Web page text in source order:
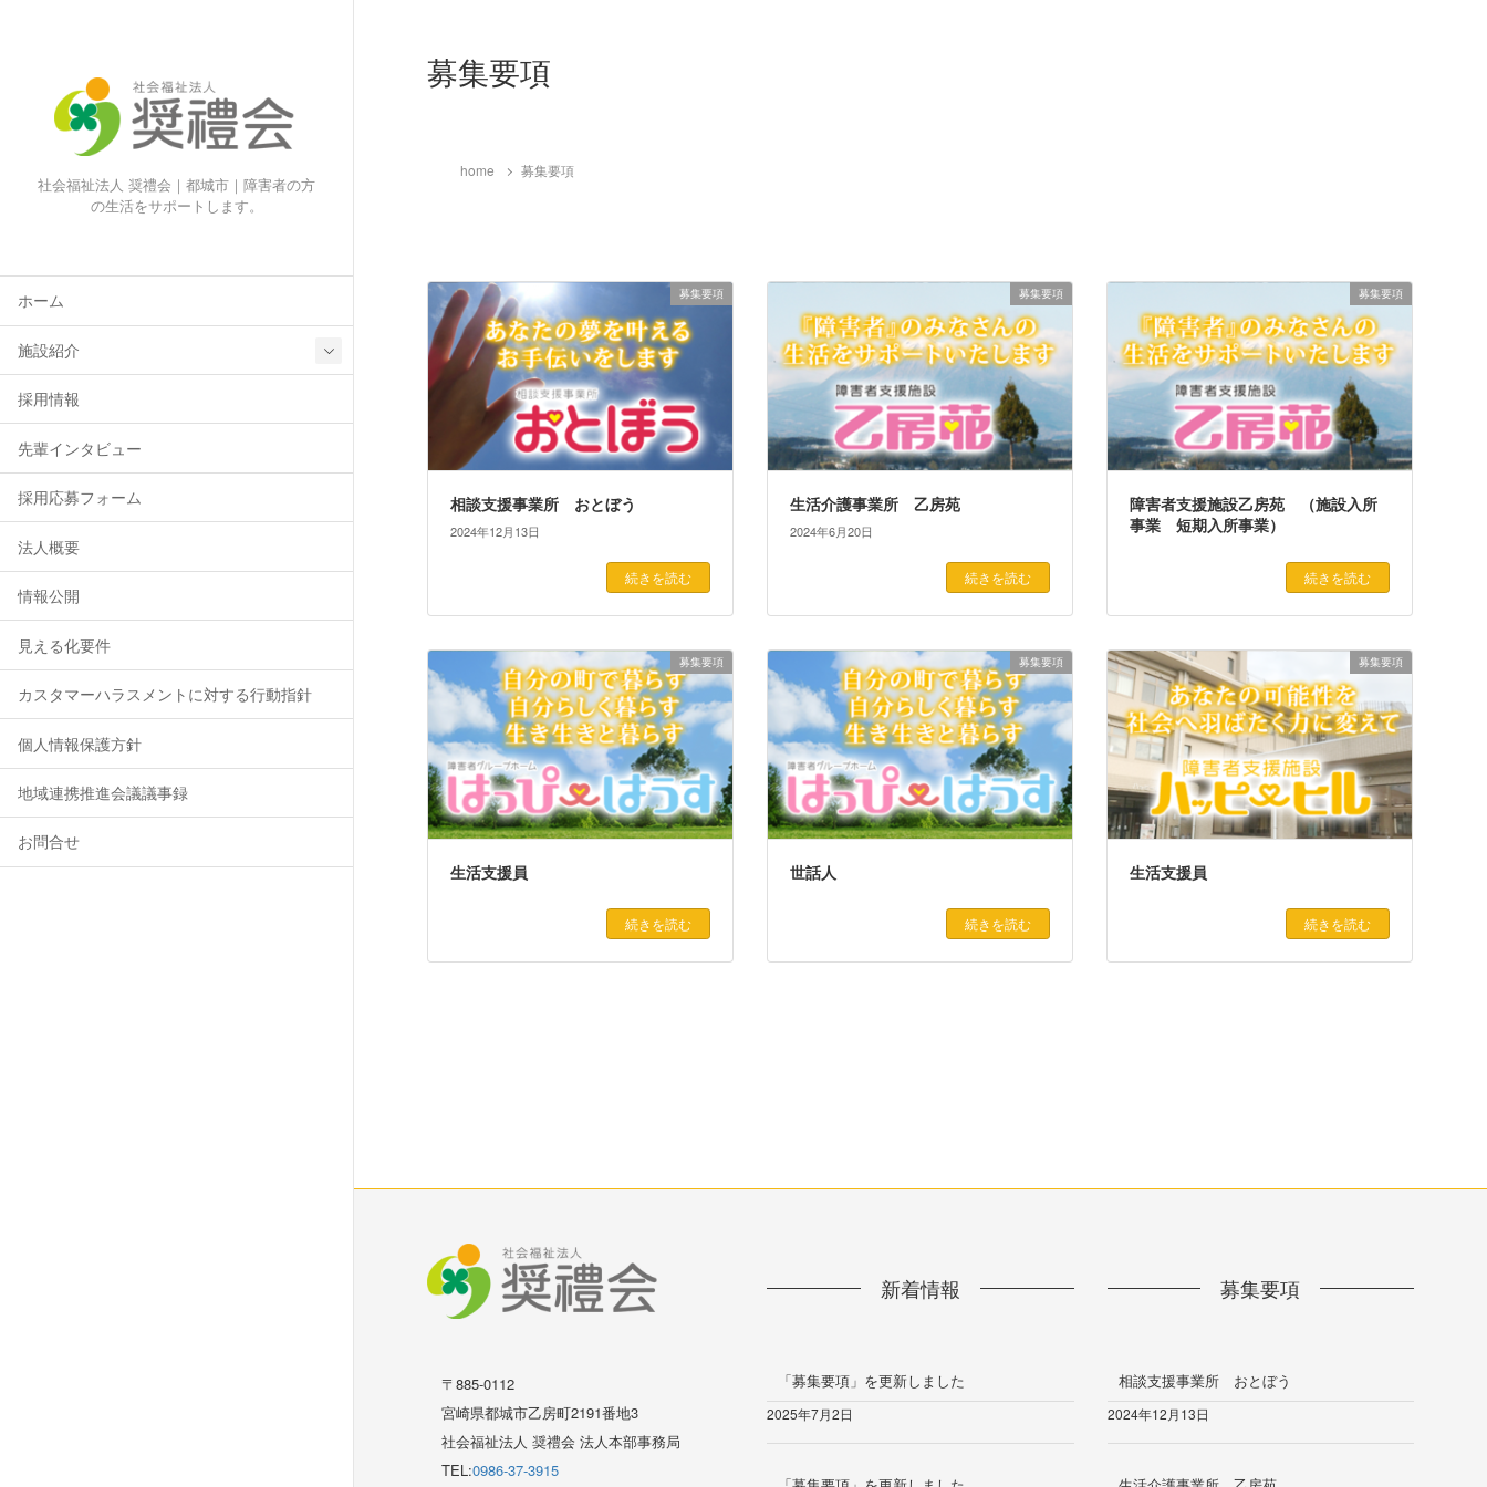
社会福祉法人 奨禮会｜都城市｜障害者の方
の生活をサポートします。
ホーム
施設紹介
採用情報
先輩インタビュー
採用応募フォーム
法人概要
情報公開
見える化要件
カスタマーハラスメントに対する行動指針
個人情報保護方針
地域連携推進会議議事録
お問合せ
募集要項
home 募集要項
募集要項
相談支援事業所 おとぼう
2024年12月13日
続きを読む
募集要項
生活介護事業所 乙房苑
2024年6月20日
続きを読む
募集要項
障害者支援施設乙房苑 （施設入所
事業 短期入所事業）
続きを読む
募集要項
生活支援員
続きを読む
募集要項
世話人
続きを読む
募集要項
生活支援員
続きを読む
〒885-0112
宮崎県都城市乙房町2191番地3
社会福祉法人 奨禮会 法人本部事務局
TEL:0986-37-3915
新着情報
「募集要項」を更新しました
2025年7月2日
募集要項
相談支援事業所 おとぼう
2024年12月13日